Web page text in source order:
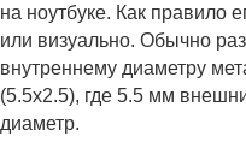
на ноутбуке. Как правило
или визуально. Обычно
внутреннему диаметру
(5.5x2.5), где 5.5 мм
диаметр.